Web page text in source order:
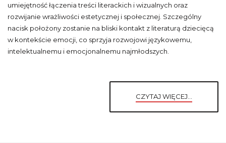
umiejętność łączenia treści literackich i wizualnych oraz
rozwijanie wrażliwości estetycznej i społecznej. Szczególny
nacisk położony zostanie na bliski kontakt z literaturą dziecięcą
w kontekście emocji, co sprzyja rozwojowi językowemu,
intelektualnemu i emocjonalnemu najmłodszych.
CZYTAJ WIĘCEJ...